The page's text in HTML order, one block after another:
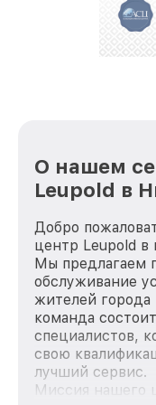
положительные
стараемся
О нашем
Leupold в
Добро
центр Leupold
Мы предлагаем
обслуживание
жителей
команда
специалистов,
свою
лучший сервис.
Миссия нашего